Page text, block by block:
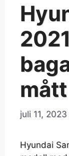
2021
mått
juli 11, 2023
Hyundai